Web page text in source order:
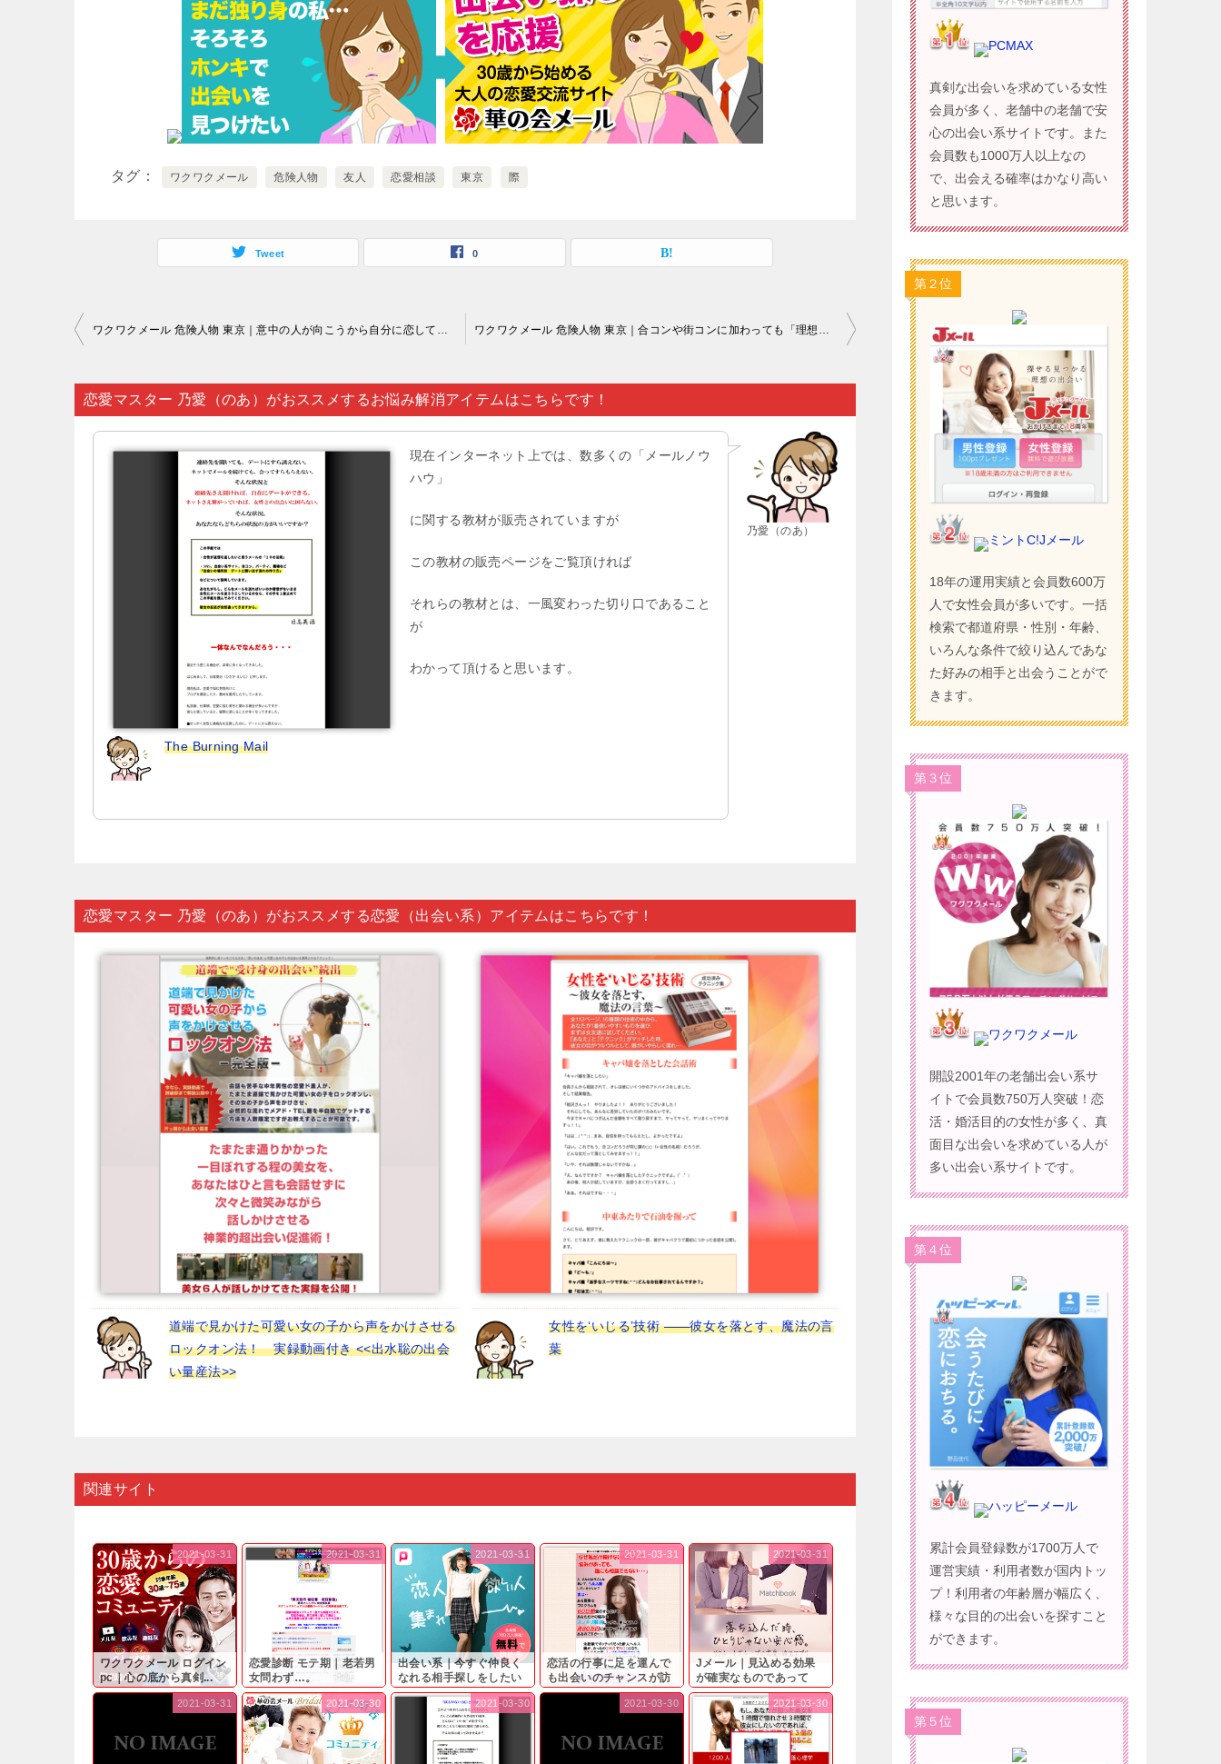
タグ ワクワクメール 危険人物 友人 恋愛相談 東京 際
Tweet 0
投
ナ
ビ
ゲ
ワクワクメール 危険人物 東京｜意中の人が向こうから自分に恋してくれれば超嬉しいですが…。 ワクワクメール 危険人物 東京｜合コンや街コンに加わっても「理想の出会いがない」…。
恋愛マスター 乃愛（のあ）がおススメするお悩み解消アイテムはこちらです！
乃愛（のあ）
The Burning Mail
現在インターネット上では、数多くの「メールノウ
ハウ」
に関する教材が販売されていますが
この教材の販売ページをご覧頂ければ
それらの教材とは、一風変わった切り口であること
が
わかって頂けると思います。
恋愛マスター 乃愛（のあ）がおススメする恋愛（出会い系）アイテムはこちらです！
道端で見かけた可愛い女の子から声をかけさせる
ロックオン法！ 実録動画付き <<出水聡の出会
い量産法>>
女性を‘いじる’技術 ――彼女を落とす、魔法の言
葉
関連サイト
ワクワクメール ログイン
pc｜心の底から真剣...
2021-03-31
恋愛診断 モテ期｜老若男
女問わず…。
2021-03-31
出会い系｜今すぐ仲良く
なれる相手探しをしたい
と...
2021-03-31
恋活の行事に足を運んで
も出会いのチャンスが訪
れ...
2021-03-31
Jメール｜見込める効果
が確実なものであって
も…...
2021-03-31
2021-03-31 2021-03-30 2021-03-30 2021-03-30 2021-03-30
PCMAX
真剣な出会いを求めている女性
会員が多く、老舗中の老舗で安
心の出会い系サイトです。また
会員数も1000万人以上なの
で、出会える確率はかなり高い
と思います。
第２位
ミントC!Jメール
18年の運用実績と会員数600万
人で女性会員が多いです。一括
検索で都道府県・性別・年齢、
いろんな条件で絞り込んであな
た好みの相手と出会うことがで
きます。
第３位
ワクワクメール
開設2001年の老舗出会い系サ
イトで会員数750万人突破！恋
活・婚活目的の女性が多く、真
面目な出会いを求めている人が
多い出会い系サイトです。
第４位
ハッピーメール
累計会員登録数が1700万人で
運営実績・利用者数が国内トッ
プ！利用者の年齢層が幅広く、
様々な目的の出会いを探すこと
ができます。
第５位